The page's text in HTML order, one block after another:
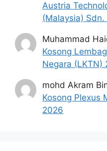
Austria
(Malaysia) Sdn.
Muhammad
Kosong
Negara (LKTN)
mohd Akram
Kosong Plexus
2026